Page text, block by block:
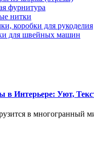
фурнитура
нитки
коробки для рукоделия
для швейных машин
в Интерьере: Уют,
в многогранный